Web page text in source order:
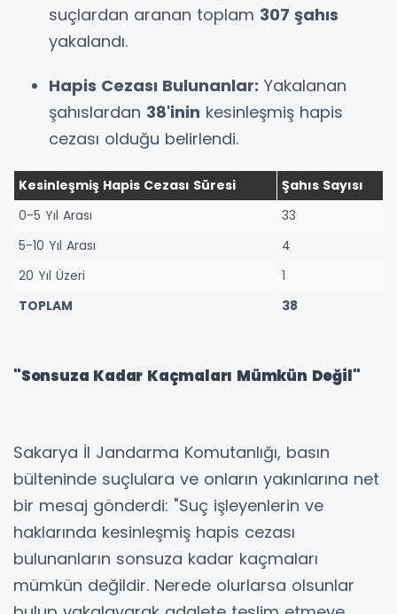
suçlardan aranan toplam 307 şahıs
yakalandı.
Hapis Cezası Bulunanlar: Yakalanan
şahıslardan 38'inin kesinleşmiş hapis
cezası olduğu belirlendi.
Kesinleşmiş Hapis Cezası Süresi
Şahıs Sayısı
0-5 Yıl Arası
33
5-10 Yıl Arası
4
20 Yıl Üzeri
1
TOPLAM
38
"Sonsuza Kadar Kaçmaları Mümkün Değil"
Sakarya İl Jandarma Komutanlığı, basın
bülteninde suçlulara ve onların yakınlarına net
bir mesaj gönderdi: "Suç işleyenlerin ve
haklarında kesinleşmiş hapis cezası
bulunanların sonsuza kadar kaçmaları
mümkün değildir. Nerede olurlarsa olsunlar